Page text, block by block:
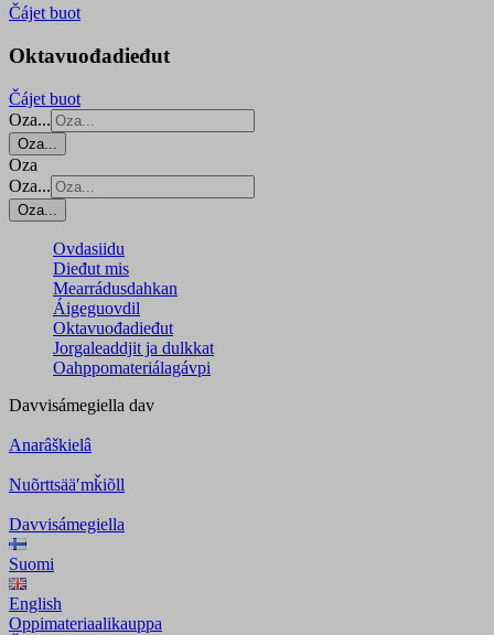
Čájet buot
Oktavuođadieđut
Čájet buot
Oza...
Oza...
Oza
Oza...
Oza...
Ovdasiidu
Dieđut mis
Mearrádusdahkan
Áigeguovdil
Oktavuođadieđut
Jorgaleaddjit ja dulkkat
Oahppomateriálagávpi
Davvisámegiella dav
Anarâškielâ
Nuõrttsääʹmǩiõll
Davvisámegiella
Suomi
English
Oppimateriaalikauppa